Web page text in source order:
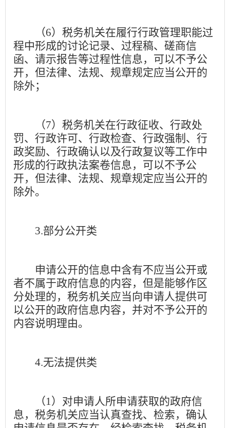
（6）税务机关在履行行政管理职能过
程中形成的讨论记录、过程稿、磋商信
函、请示报告等过程性信息，可以不予公
开，但法律、法规、规章规定应当公开的
除外；
（7）税务机关在行政征收、行政处
罚、行政许可、行政检查、行政强制、行
政奖励、行政确认以及行政复议等工作中
形成的行政执法案卷信息，可以不予公
开，但法律、法规、规章规定应当公开的
除外。
3.部分公开类
申请公开的信息中含有不应当公开或
者不属于政府信息的内容，但是能够作区
分处理的，税务机关应当向申请人提供可
以公开的政府信息内容，并对不予公开的
内容说明理由。
4.无法提供类
（1 ）对申请人所申请获取的政府信
息，税务机关应当认真查找、检索，确认